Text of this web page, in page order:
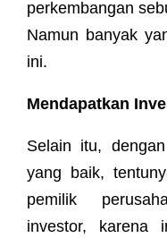
perkembangan
Namun banyak
ini.
Mendapatkan
Selain itu,
yang baik,
pemilik
investor, karena